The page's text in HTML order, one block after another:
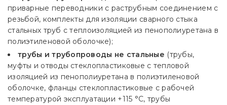
приварные переводники с раструбным соединением с
резьбой, комплекты для изоляции сварного стыка
стальных труб с теплоизоляцией из пенополиуретана в
полиэтиленовой оболочке);
трубы и трубопроводы не стальные (трубы,
муфты и отводы стеклопластиковые с тепловой
изоляцией из пенополиуретана в полиэтиленовой
оболочке, фланцы стеклопластиковые с рабочей
температурой эксплуатации +115 °C, трубы